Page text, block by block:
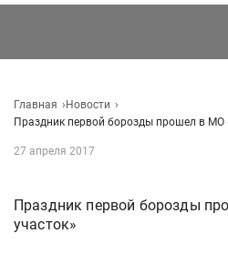
Главная
Новости
Праздник первой борозды прошел в МО
27 апреля 2017
Праздник первой борозды
участок»